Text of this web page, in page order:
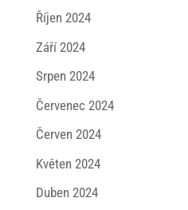
Říjen 2024
Září 2024
Srpen 2024
Červenec 2024
Červen 2024
Květen 2024
Duben 2024